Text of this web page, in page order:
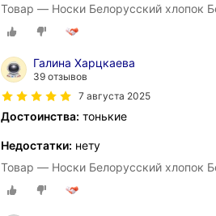
Товар — Носки Белорусский хлопок
Галина Харцкаева
39 отзывов
7 августа 2025
Достоинства: тонькие
Недостатки: нету
Товар — Носки Белорусский хлопок